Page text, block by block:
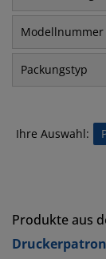
Modellnummer
Packungstyp
Ihre Auswahl:
Produkte aus